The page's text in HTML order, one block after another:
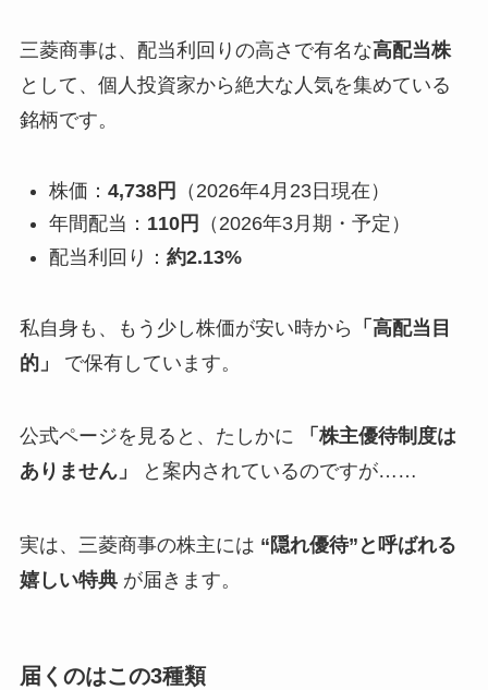
三菱商事は、配当利回りの高さで有名な高配当株
として、個人投資家から絶大な人気を集めている
銘柄です。
株価： 4,738円
（2026年4月23日現在）
年間配当： 110円
（2026年3月期・予定）
配当利回り： 約2.13%
私自身も、もう少し株価が安い時から
「高配当目
的」
で保有しています。
公式ページを見ると、たしかに
「株主優待制度は
ありません」
と案内されているのですが……
実は、三菱商事の株主には “隠れ優待”と呼ばれる
嬉しい特典が届きます。
届くのはこの3種類